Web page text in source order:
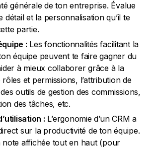
générale de ton entreprise. Évalue
détail et la personnalisation qu’il te
partie.
: Les fonctionnalités facilitant la
équipe peuvent te faire gagner du
à mieux collaborer grâce à la
et permissions, l’attribution de
outils de gestion des commissions,
des tâches, etc.
: L’ergonomie d’un CRM a
sur la productivité de ton équipe.
note affichée tout en haut (pour